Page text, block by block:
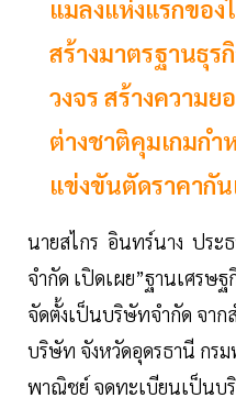
แมลงแห่งแรกของ
สร้างมาตรฐานธุร
วงจร สร้างความ
ต่างชาติคุมเกมกำ
แข่งขันตัดราคากัน
นายสไกร อินทร์นาง ประ
จำกัด เปิดเผย”ฐานเศรษฐ
จัดตั้งเป็นบริษัทจำกัด จา
บริษัท จังหวัดอุดรธานี กร
พาณิชย์ จดทะเบียนเป็นบ